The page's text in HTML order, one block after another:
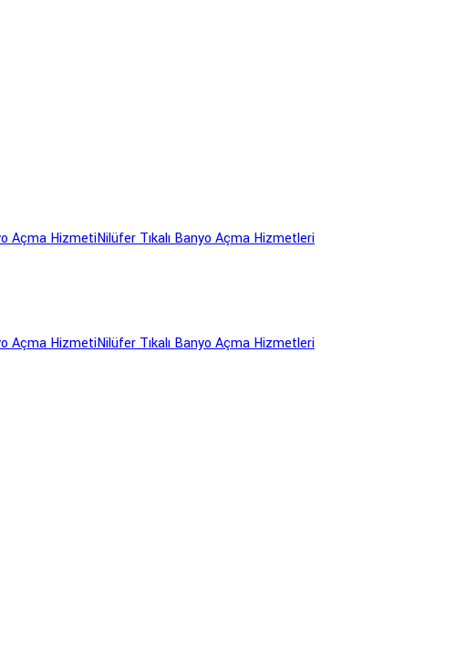
Açma HizmetiNilüfer Tıkalı Banyo Açma Hizmetleri
Açma HizmetiNilüfer Tıkalı Banyo Açma Hizmetleri